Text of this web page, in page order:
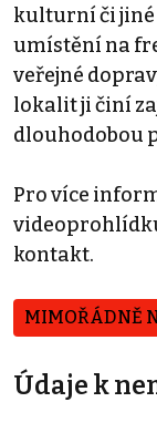
kulturní či jiné
umístění na
veřejné
lokalit ji činí
dlouhodobou
Pro více
kontakt.
MIMOŘÁDNĚ
Údaje k